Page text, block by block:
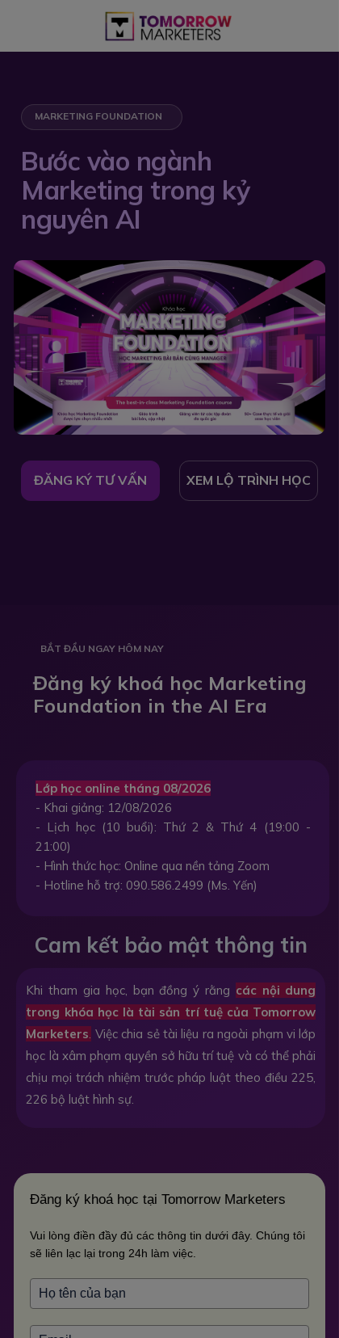
ĐĂNG KÝ TƯ VẤN XEM LỘ TRÌNH HỌC
MARKETING FOUNDATION
Bước vào ngành
Marketing trong kỷ
nguyên AI
BẮT ĐẦU NGAY HÔM NAY
Đăng ký khoá học Marketing
Foundation in the AI Era
Đăng ký khoá học tại Tomorrow Marketers
Vui lòng điền đầy đủ các thông tin dưới đây. Chúng tôi
sẽ liên lạc lại trong 24h làm việc.
Lớp học online tháng 08/2026
- Khai giảng: 12/08/2026
- Lịch học (10 buổi): Thứ 2 & Thứ 4 (19:00 -
21:00)
- Hình thức học: Online qua nền tảng Zoom
- Hotline hỗ trợ: 090.586.2499 (Ms. Yến)
Khi tham gia học, bạn đồng ý rằng các nội dung
trong khóa học là tài sản trí tuệ của Tomorrow
Marketers Việc chia sẻ tài liệu ra ngoài phạm vi lớp
học là xâm phạm quyền sở hữu trí tuệ và có thể phải
chịu mọi trách nhiệm trước pháp luật theo điều 225,
226 bộ luật hình sự.
Cam kết bảo mật thông tin